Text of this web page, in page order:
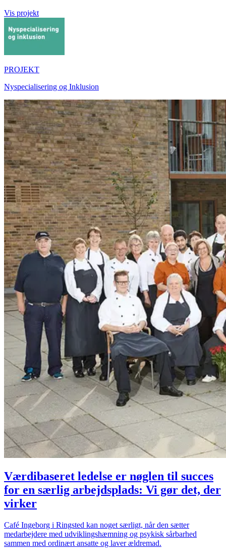
Vis projekt
PROJEKT
Nyspecialisering og Inklusion
Værdibaseret ledelse er nøglen til succes
for en særlig arbejdsplads: Vi gør det, der
virker
Café Ingeborg i Ringsted kan noget særligt, når den sætter
medarbejdere med udviklingshæmning og psykisk sårbarhed
sammen med ordinært ansatte og laver ældremad.